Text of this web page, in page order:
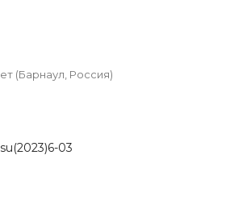
(Барнаул, Россия)
03